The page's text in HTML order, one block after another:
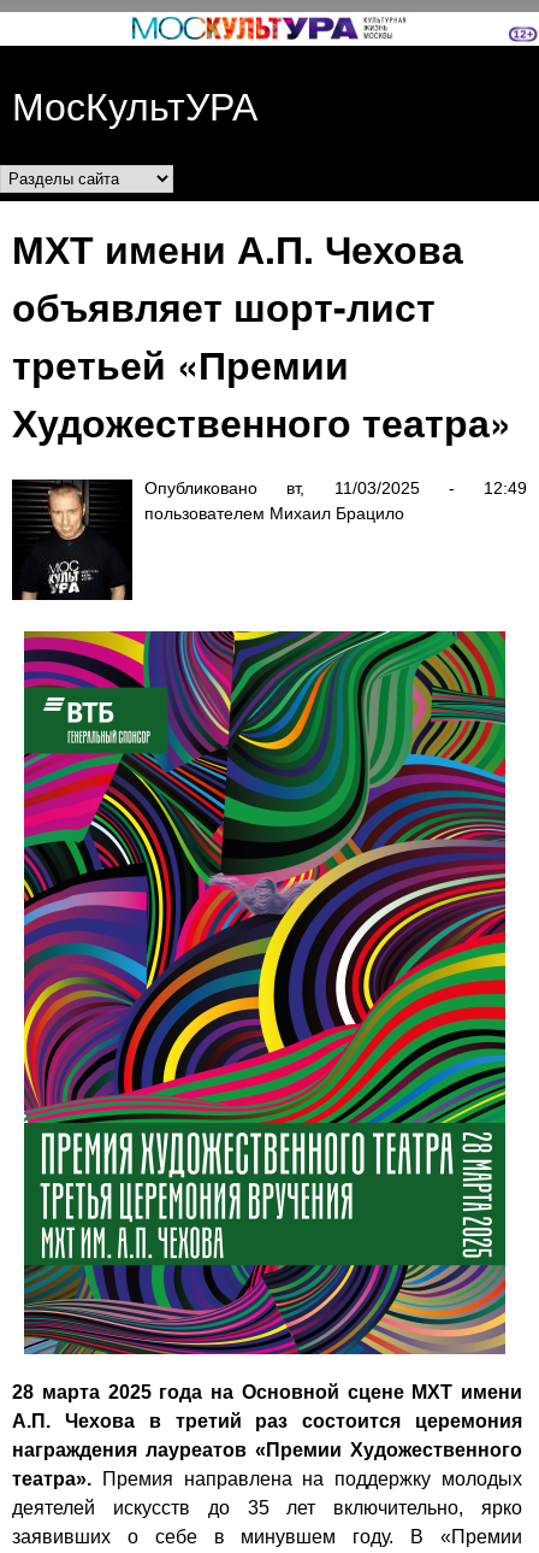
Перейти к основному
МосКультУРА
Разделы сайта
МХТ имени А.П. Чехова
объявляет шорт-лист
третьей «Премии
Художественного театра»
Опубликовано вт, 11/03/2025 - 12:49
пользователем Михаил Брацило
28 марта 2025 года на Основной сцене МХТ имени
А.П. Чехова в третий раз состоится церемония
награждения лауреатов «Премии Художественного
театра».
Премия направлена на поддержку молодых
деятелей искусств до 35 лет включительно, ярко
заявивших о себе в минувшем году. В «Премии